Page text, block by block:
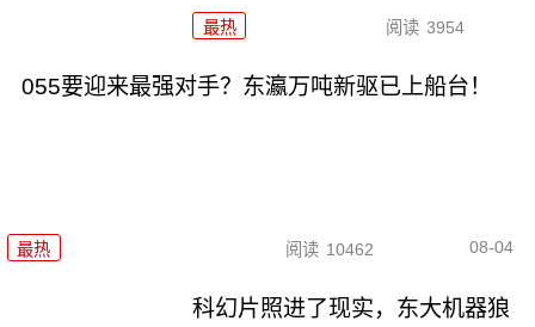
最热 阅读 3954
055要迎来最强对手？东瀛万吨新驱已上船台！
最热 阅读 10462 08-04
科幻片照进了现实，东大机器狼